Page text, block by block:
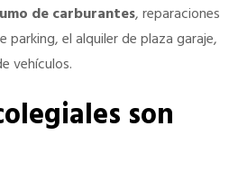
y jurídico
de carburantes, reparaciones
el alquiler de plaza garaje,
vehículos.
son